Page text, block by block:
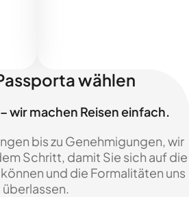
wählen
wir machen Reisen einfach.
bis zu Genehmigungen, wir
Schritt, damit Sie sich auf die
und die Formalitäten uns
überlassen.